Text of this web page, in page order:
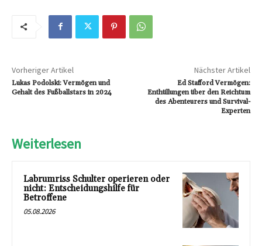
Vorheriger Artikel
Lukas Podolski: Vermögen und
Gehalt des Fußballstars in 2024
Nächster Artikel
Ed Stafford Vermögen:
Enthüllungen über den Reichtum
des Abenteurers und Survival-
Experten
Weiterlesen
Labrumriss Schulter operieren oder
nicht: Entscheidungshilfe für
Betroffene
05.08.2026